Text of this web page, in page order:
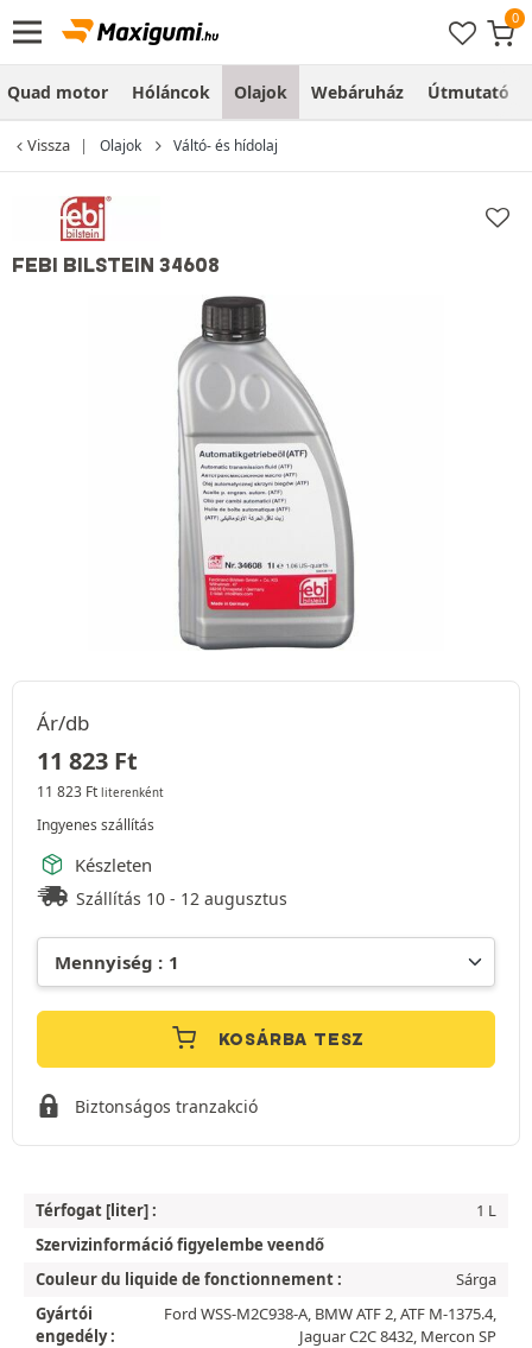
Quad motor Hóláncok Olajok Webáruház Útmutató
Vissza Olajok Váltó- és hídolaj
FEBI BILSTEIN 34608
Ár/db
11 823 Ft
11 823 Ft literenként
Ingyenes szállítás
Készleten
Szállítás 10 - 12 augusztus
KOSÁRBA TESZ
Biztonságos tranzakció
Térfogat [liter] :
1 L
Szervizinformáció figyelembe veendő
Couleur du liquide de fonctionnement :
Sárga
Gyártói
engedély :
Ford WSS-M2C938-A, BMW ATF 2, ATF M-1375.4,
Jaguar C2C 8432, Mercon SP